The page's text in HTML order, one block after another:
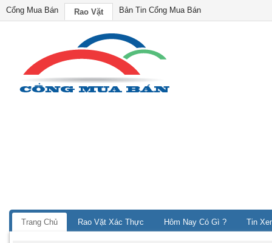
Cổng Mua Bán Rao Vặt Bản Tin Cổng Mua Bán
Trang Chủ Rao Vặt Xác Thực Hôm Nay Có Gì ? Tin